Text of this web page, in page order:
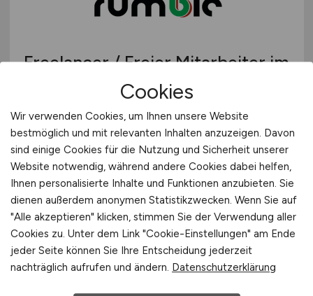
Freelancer / Freier Mitarbeiter im
Sportjournalismus(m/w/d)
Fokus auf FC Schalke 04
rumble GmbH & Co. KG
25.07.2026
Marl
Cookies
Wir verwenden Cookies, um Ihnen unsere Website
bestmöglich und mit relevanten Inhalten anzuzeigen. Davon
sind einige Cookies für die Nutzung und Sicherheit unserer
Website notwendig, während andere Cookies dabei helfen,
Ihnen personalisierte Inhalte und Funktionen anzubieten. Sie
dienen außerdem anonymen Statistikzwecken. Wenn Sie auf
"Alle akzeptieren" klicken, stimmen Sie der Verwendung aller
Cookies zu. Unter dem Link "Cookie-Einstellungen" am Ende
jeder Seite können Sie Ihre Entscheidung jederzeit
nachträglich aufrufen und ändern. Datenschutzerklärung